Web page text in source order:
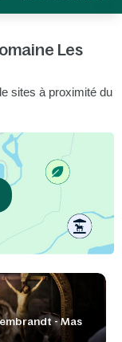
Les
sites à proximité du
- Mas